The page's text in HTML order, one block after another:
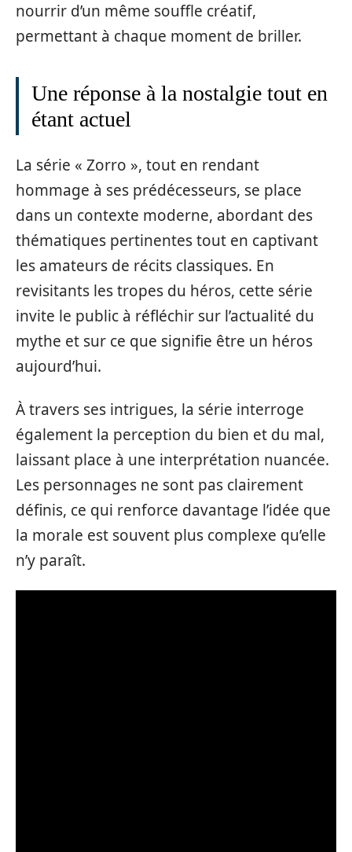
nourrir d’un même souffle créatif,
permettant à chaque moment de briller.
Une réponse à la nostalgie tout en
étant actuel
La série « Zorro », tout en rendant
hommage à ses prédécesseurs, se place
dans un contexte moderne, abordant des
thématiques pertinentes tout en captivant
les amateurs de récits classiques. En
revisitants les tropes du héros, cette série
invite le public à réfléchir sur l’actualité du
mythe et sur ce que signifie être un héros
aujourd’hui.
À travers ses intrigues, la série interroge
également la perception du bien et du mal,
laissant place à une interprétation nuancée.
Les personnages ne sont pas clairement
définis, ce qui renforce davantage l’idée que
la morale est souvent plus complexe qu’elle
n’y paraît.